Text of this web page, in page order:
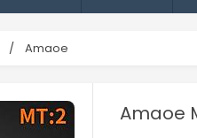
Amaoe
Amaoe